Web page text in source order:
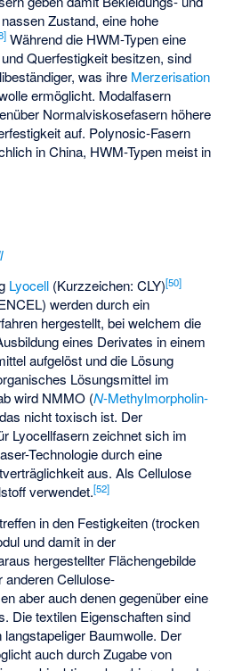
Zustand, eine hohe
] Während die HWM-Typen eine
Querfestigkeit besitzen, sind
was ihre Merzerisation
ermöglicht. Modalfasern
Normalviskosefasern höhere
auf. Polynosic-Fasern
in China, HWM-Typen meist in
Lyocell (Kurzzeichen: CLY)[50]
werden durch ein
hergestellt, bei welchem die
eines Derivates in einem
aufgelöst und die Lösung
Lösungsmittel im
wird NMMO (N-Methylmorpholin-
das nicht toxisch ist. Der
Lyocellfasern zeichnet sich im
Technologie durch eine
aus. Als Cellulose
verwendet.[52]
in den Festigkeiten (trocken
und damit in der
hergestellter Flächengebilde
anderen Cellulose-
aber auch denen gegenüber eine
Die textilen Eigenschaften sind
Baumwolle. Der
auch durch Zugabe von